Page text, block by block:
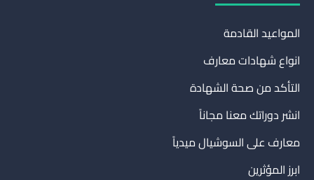
المواعيد القادمة
انواع شهادات معارف
التأكد من صحة الشهادة
انشر دوراتك معنا مجاناً
معارف على السوشيال ميدياً
ابرز المؤثرين